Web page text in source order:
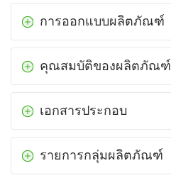
การออกแบบผลิตภัณฑ์
คุณสมบัติของผลิตภัณฑ์
เอกสารประกอบ
รายการกลุ่มผลิตภัณฑ์